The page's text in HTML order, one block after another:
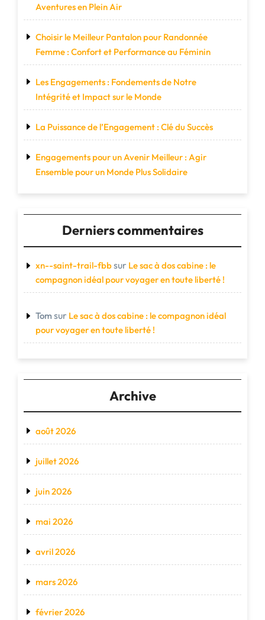
Aventures en Plein Air
Choisir le Meilleur Pantalon pour Randonnée
Femme : Confort et Performance au Féminin
Les Engagements : Fondements de Notre
Intégrité et Impact sur le Monde
La Puissance de l’Engagement : Clé du Succès
Engagements pour un Avenir Meilleur : Agir
Ensemble pour un Monde Plus Solidaire
Derniers commentaires
xn--saint-trail-fbbsur Le sac à dos cabine : le
compagnon idéal pour voyager en toute liberté !
Tom sur Le sac à dos cabine : le compagnon idéal
pour voyager en toute liberté !
Archive
août 2026
juillet 2026
juin 2026
mai 2026
avril 2026
mars 2026
février 2026